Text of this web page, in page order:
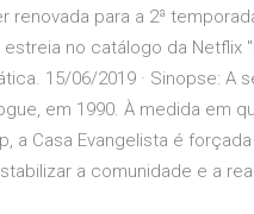
renovada para a 2ª
estreia no catálogo da Netflix
15/06/2019 · Sinopse: A
em 1990. À medida em
Casa Evangelista é forçada
a comunidade e a